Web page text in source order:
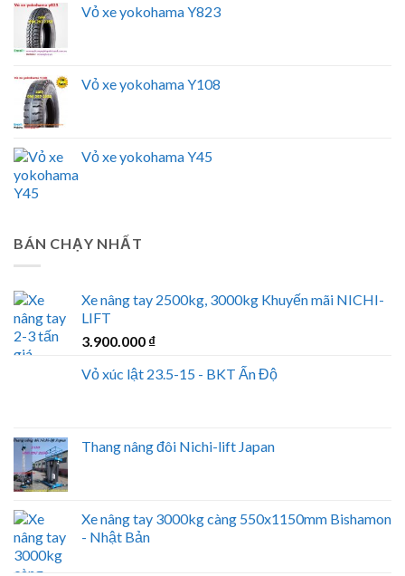
Vỏ xe yokohama Y823
Vỏ xe yokohama Y108
Vỏ xe yokohama Y45
BÁN CHẠY NHẤT
Xe nâng tay 2500kg, 3000kg Khuyến mãi NICHI-
LIFT
3.900.000 ₫
Vỏ xúc lật 23.5-15 - BKT Ấn Độ
Thang nâng đôi Nichi-lift Japan
Xe nâng tay 3000kg càng 550x1150mm Bishamon
- Nhật Bản